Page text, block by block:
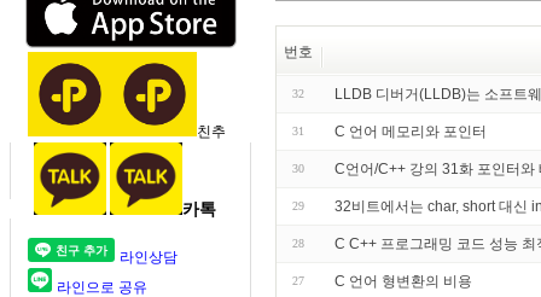
친추
카톡
라인상담
라인으로 공유
번호
32 LLDB 디버거(LLDB)는 소프트
31 C 언어 메모리와 포인터
30 C언어/C++ 강의 31화 포인터
29 32비트에서는 char, short 대신
28 C C++ 프로그래밍 코드 성능 최
27 C 언어 형변환의 비용